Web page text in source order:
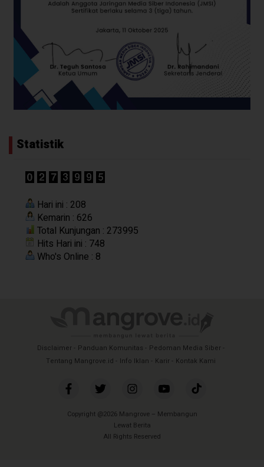
Statistik
Hari ini : 208
Kemarin : 626
Total Kunjungan : 273995
Hits Hari ini : 748
Who's Online : 8
Disclaimer Panduan Komunitas
Pedoman Media Siber
Tentang Mangrove.id
Info Iklan Karir Kontak Kami
Copyright @2026 Mangrove – Membangun
Lewat Berita
All Rights Reserved